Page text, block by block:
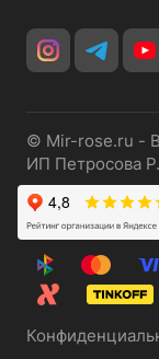
© Mir-rose.ru -
ИП Петросова